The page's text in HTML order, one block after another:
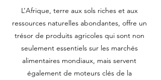
L’Afrique, terre aux sols riches et aux
ressources naturelles abondantes, offre un
trésor de produits agricoles qui sont non
seulement essentiels sur les marchés
alimentaires mondiaux, mais servent
également de moteurs clés de la